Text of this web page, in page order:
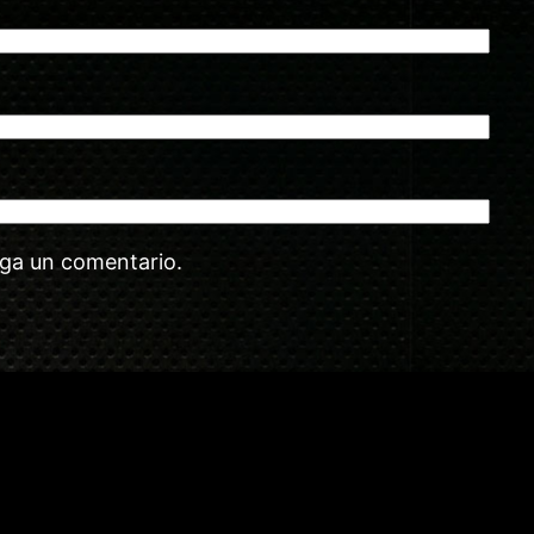
un comentario.